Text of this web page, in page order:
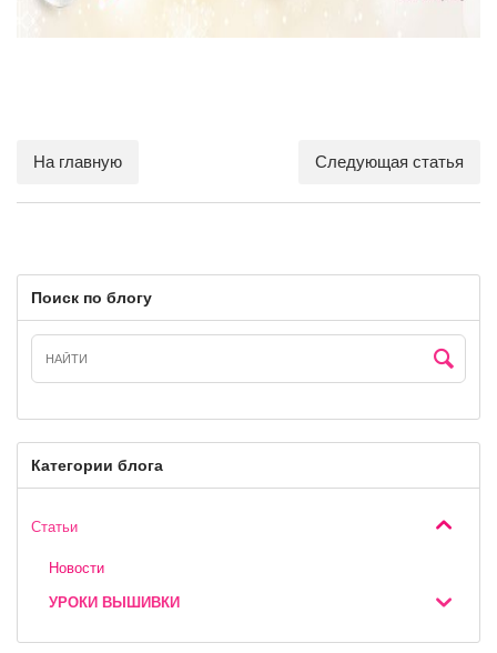
На главную Следующая статья
Поиск по блогу
Категории блога
Статьи
Новости
УРОКИ ВЫШИВКИ